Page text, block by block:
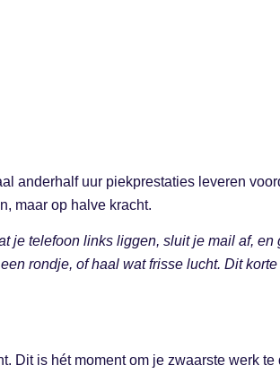
anderhalf uur piekprestaties leveren
maar op halve kracht.
je telefoon links liggen, sluit je mail af, en
rondje, of haal wat frisse lucht. Dit
Dit is hét moment om je zwaarste werk